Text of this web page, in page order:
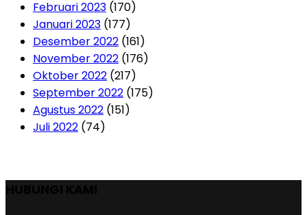
Februari 2023 (170)
Januari 2023 (177)
Desember 2022 (161)
November 2022 (176)
Oktober 2022 (217)
September 2022 (175)
Agustus 2022 (151)
Juli 2022 (74)